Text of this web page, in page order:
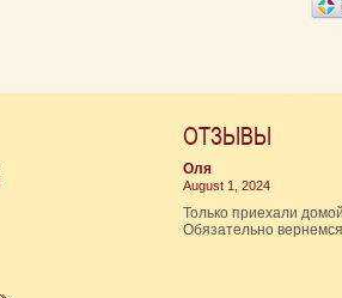
ОТЗЫВЫ
Оля
August 1, 2024
Только приехали
Обязательно